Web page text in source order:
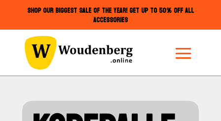
SHOP OUR BIGGEST SALE OF THE YEAR! GET UP TO 50% OFF ALL
ACCESSORIES